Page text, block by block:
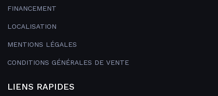
FINANCEMENT
LOCALISATION
MENTIONS LÉGALES
CONDITIONS GÉNÉRALES DE VENTE
LIENS RAPIDES